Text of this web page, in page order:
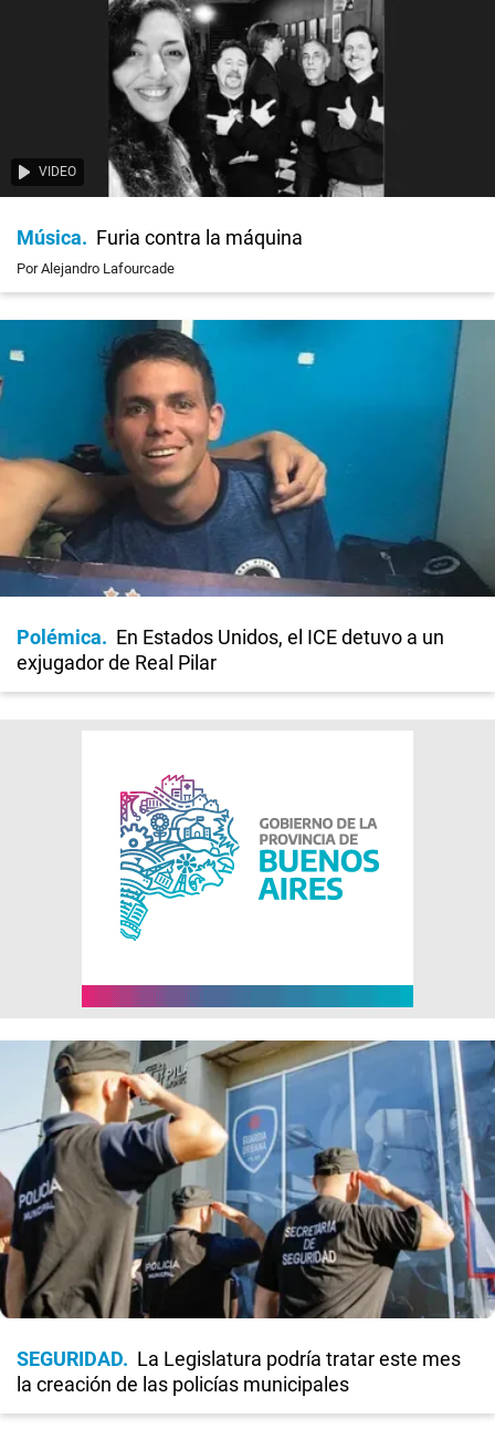
VIDEO
Música Furia contra la máquina
Por Alejandro Lafourcade
Polémica
En Estados Unidos, el ICE detuvo a un
exjugador de Real Pilar
SEGURIDAD
La Legislatura podría tratar este mes
la creación de las policías municipales